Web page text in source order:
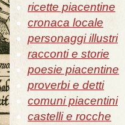
ricette piacentine
cronaca locale
personaggi illustri
racconti e storie
poesie piacentine
proverbi e detti
comuni piacentini
castelli e rocche